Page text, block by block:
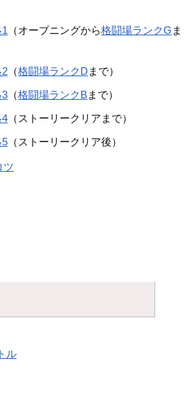
（オープニングから格闘場ランクG ま
2 （格闘場ランクD まで）
3 （格闘場ランクBまで）
4 （ストーリークリアまで）
5 （ストーリークリア後）
ツ
ル